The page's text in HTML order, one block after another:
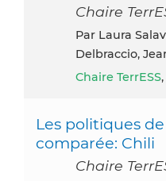
Chaire
par Laura Salavert, Maxime Abadie, Elisa
Delbraccio,
Chaire TerrESS
Les politiques de
comparée: Chili
Chaire